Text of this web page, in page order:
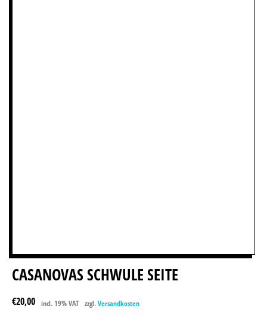
CASANOVAS SCHWULE SEITE
€20,00 incl. 19% VAT zzgl. Versandkosten